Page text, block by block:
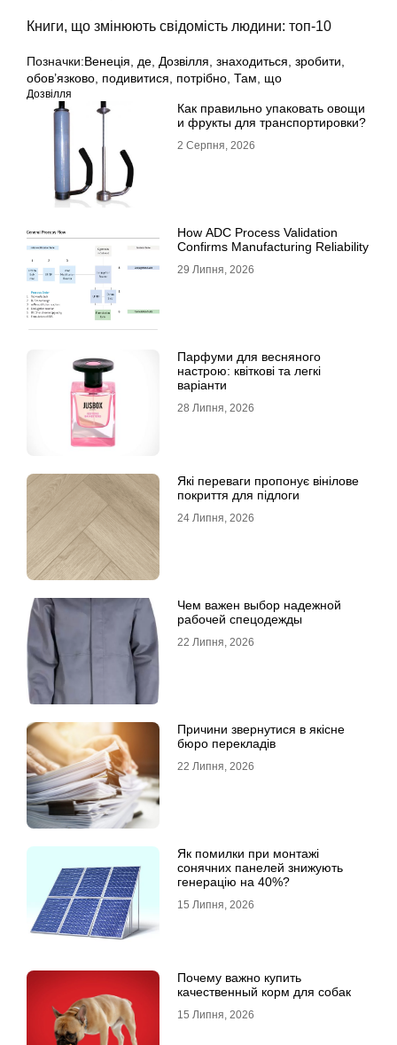
Книги, що змінюють свідомість людини: топ-10
Позначки:Венеція, де, Дозвілля, знаходиться, зробити,
обов’язково, подивитися, потрібно, Там, що
Дозвілля
Как правильно упаковать овощи
и фрукты для транспортировки?
2 Серпня, 2026
How ADC Process Validation
Confirms Manufacturing Reliability
29 Липня, 2026
Парфуми для весняного
настрою: квіткові та легкі
варіанти
28 Липня, 2026
Які переваги пропонує вінілове
покриття для підлоги
24 Липня, 2026
Чем важен выбор надежной
рабочей спецодежды
22 Липня, 2026
Причини звернутися в якісне
бюро перекладів
22 Липня, 2026
Як помилки при монтажі
сонячних панелей знижують
генерацію на 40%?
15 Липня, 2026
Почему важно купить
качественный корм для собак
15 Липня, 2026